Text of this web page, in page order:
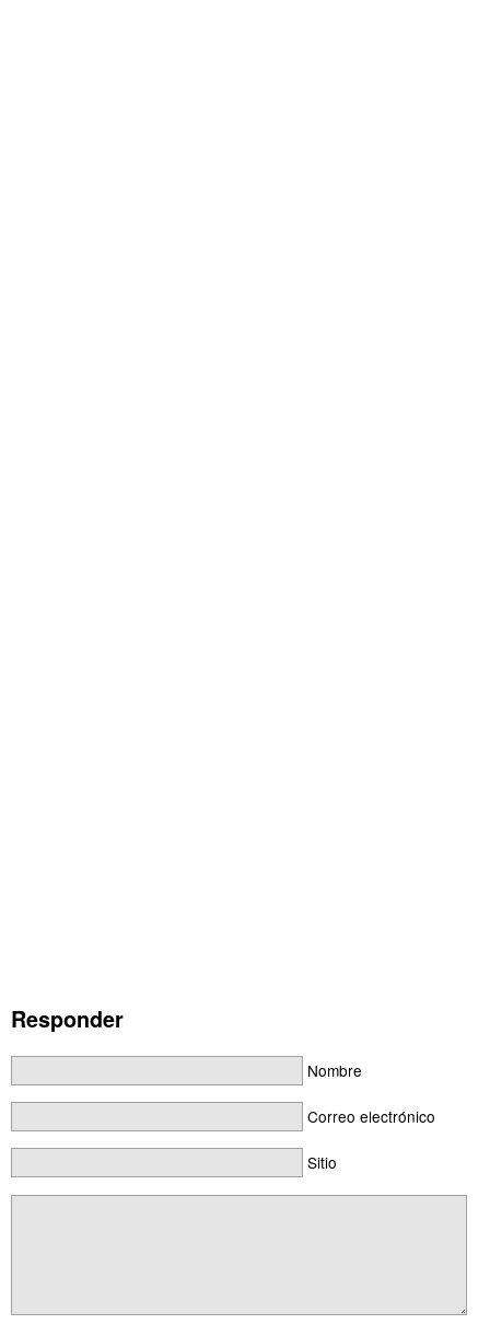
Responder
Nombre
Correo electrónico
Sitio